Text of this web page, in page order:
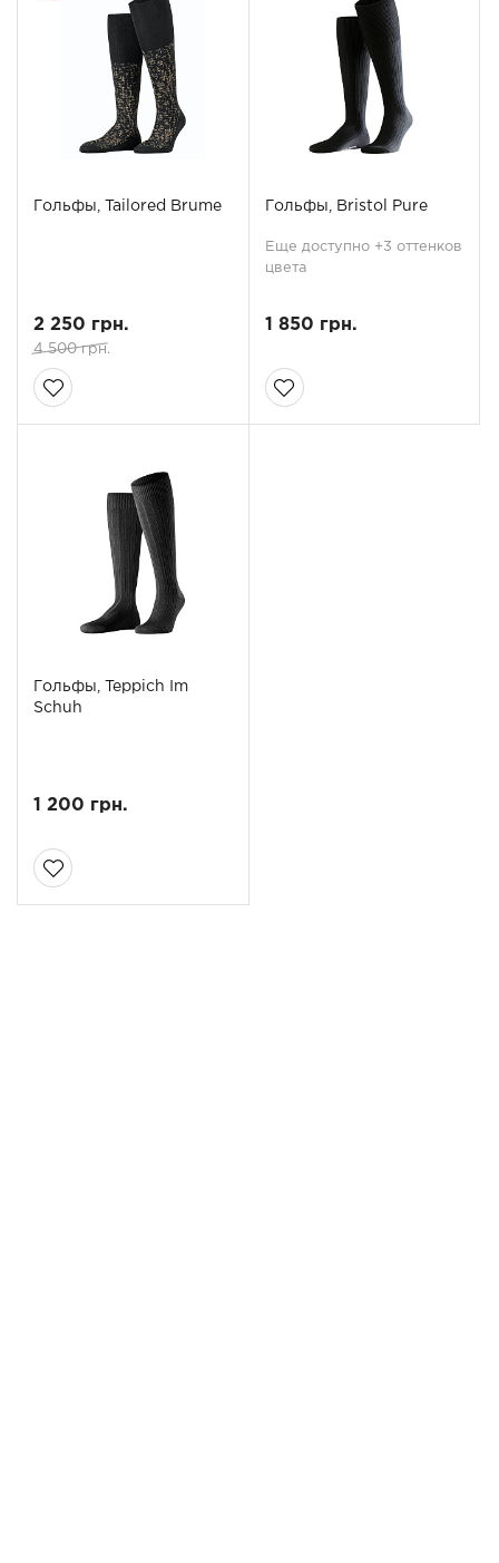
Гольфы, Tailored Brume
2 250 грн.
4 500 грн.
Гольфы, Bristol Pure
Еще доступно +3 оттенков
цвета
1 850 грн.
Гольфы, Teppich Im
Schuh
1 200 грн.